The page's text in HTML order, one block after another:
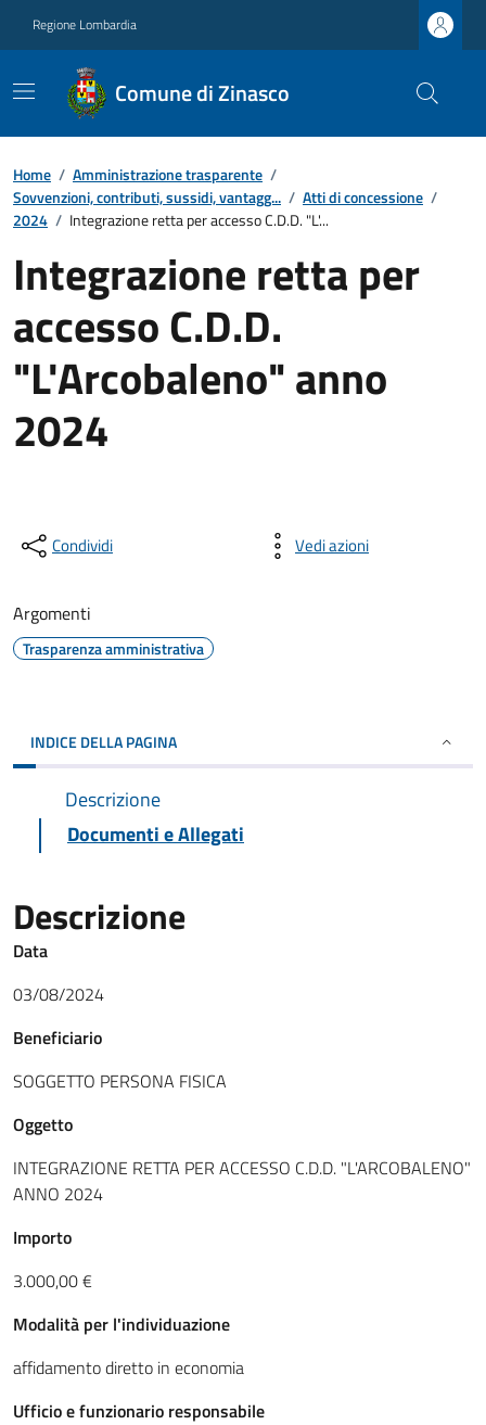
Regione Lombardia
Comune di Zinasco
Home / Amministrazione trasparente /
Sovvenzioni, contributi, sussidi, vantagg... / Atti di concessione /
2024 / Integrazione retta per accesso C.D.D. "L'...
Integrazione retta per
accesso C.D.D.
"L'Arcobaleno" anno
2024
Condividi Vedi azioni
Argomenti
Trasparenza amministrativa
INDICE DELLA PAGINA
Descrizione
Documenti e Allegati
Descrizione
Data
03/08/2024
Beneficiario
SOGGETTO PERSONA FISICA
Oggetto
INTEGRAZIONE RETTA PER ACCESSO C.D.D. "L'ARCOBALENO"
ANNO 2024
Importo
3.000,00 €
Modalità per l'individuazione
affidamento diretto in economia
Ufficio e funzionario responsabile